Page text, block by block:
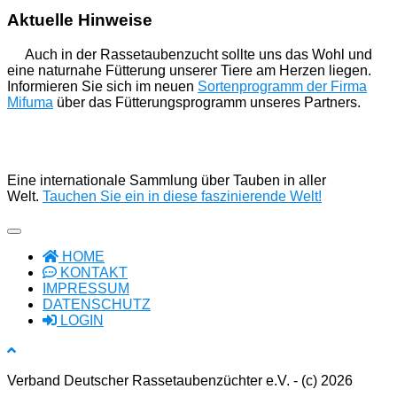
Aktuelle Hinweise
Auch in der Rassetaubenzucht sollte uns das Wohl und
eine naturnahe Fütterung unserer Tiere am Herzen liegen.
Informieren Sie sich im neuen Sortenprogramm der Firma
Mifuma über das Fütterungsprogramm unseres Partners.
Eine internationale Sammlung über Tauben in aller
Welt. Tauchen Sie ein in diese faszinierende Welt!
HOME
KONTAKT
IMPRESSUM
DATENSCHUTZ
LOGIN
Verband Deutscher Rassetaubenzüchter e.V. - (c) 2026